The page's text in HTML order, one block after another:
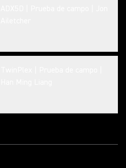
Shure con Axient Digital | En un